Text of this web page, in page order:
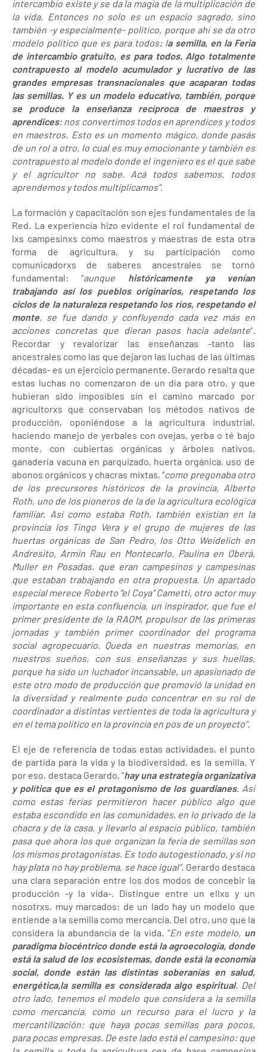
intercambio existe y se da la magia de la multiplicación de
la vida. Entonces no solo es un espacio sagrado, sino
también -y especialmente- político, porque ahí se da otro
modelo político que es para todos: la semilla, en la Feria
de intercambio gratuito, es para todos. Algo totalmente
contrapuesto al modelo acumulador y lucrativo de las
grandes empresas transnacionales que acaparan todas
las semillas. Y es un modelo educativo, también, porque
se produce la enseñanza recíproca de maestros y
aprendices: nos convertimos todos en aprendices y todos
en maestros. Esto es un momento mágico, donde pasás
de un rol a otro, lo cual es muy emocionante y también es
contrapuesto al modelo donde el ingeniero es el que sabe
y el agricultor no sabe. Acá todos sabemos, todos
aprendemos y todos multiplicamos”.
La formación y capacitación son ejes fundamentales de la
Red. La experiencia hizo evidente el rol fundamental de
lxs campesinxs como maestros y maestras de esta otra
forma de agricultura, y su participación como
comunicadorxs de saberes ancestrales se tornó
fundamental: “aunque históricamente ya venían
trabajando así los pueblos originarios, respetando los
ciclos de la naturaleza respetando los ríos, respetando el
monte, se fue dando y confluyendo cada vez más en
acciones concretas que dieran pasos hacia adelante”.
Recordar y revalorizar las enseñanzas -tanto las
ancestrales como las que dejaron las luchas de las últimas
décadas- es un ejercicio permanente. Gerardo resalta que
estas luchas no comenzaron de un día para otro, y que
hubieran sido imposibles sin el camino marcado por
agricultorxs que conservaban los métodos nativos de
producción, oponiéndose a la agricultura industrial,
haciendo manejo de yerbales con ovejas, yerba o té bajo
monte, con cubiertas orgánicas y árboles nativos,
ganadería vacuna en parquizado, huerta orgánica, uso de
abonos orgánicos y chacras mixtas, “como pregonaba otro
de los precursores históricos de la provincia, Alberto
Roth, uno de los pioneros de la de la agricultura ecológica
familiar. Así como estaba Roth, también existían en la
provincia los Tingo Vera y el grupo de mujeres de las
huertas orgánicas de San Pedro, los Otto Weidelich en
Andresito, Armin Rau en Montecarlo, Paulina en Oberá,
Muller en Posadas, que eran campesinos y campesinas
que estaban trabajando en otra propuesta. Un apartado
especial merece Roberto “el Coya” Cametti, otro actor muy
importante en esta confluencia, un inspirador, que fue el
primer presidente de la RAOM, propulsor de las primeras
jornadas y también primer coordinador del programa
social agropecuario. Queda en nuestras memorias, en
nuestros sueños, con sus enseñanzas y sus huellas,
porque ha sido un luchador incansable, un apasionado de
este otro modo de producción que promovió la unidad en
la diversidad y realmente pudo concentrar en su rol de
coordinador a distintas vertientes de toda la agricultura y
en el tema político en la provincia en pos de un proyecto”.
El eje de referencia de todas estas actividades, el punto
de partida para la vida y la biodiversidad, es la semilla. Y
por eso, destaca Gerardo, “hay una estrategia organizativa
y política que es el protagonismo de los guardianes. Así
como estas ferias permitieron hacer público algo que
estaba escondido en las comunidades, en lo privado de la
chacra y de la casa, y llevarlo al espacio público, también
pasa que ahora los que organizan la feria de semillas son
los mismos protagonistas. Es todo autogestionado, y si no
hay plata no hay problema, se hace igual”. Gerardo destaca
una clara separación entre los dos modos de concebir la
producción -y la vida-. Distingue entre un ellxs y un
nosotrxs, muy marcados: de un lado hay un modelo que
entiende a la semilla como mercancía. Del otro, uno que la
considera la abundancia de la vida. “En este modelo, un
paradigma biocéntrico donde está la agroecología, donde
está la salud de los ecosistemas, donde está la economía
social, donde están las distintas soberanías en salud,
energética,la semilla es considerada algo espiritual. Del
otro lado, tenemos el modelo que considera a la semilla
como mercancía, como un recurso para el lucro y la
mercantilización: que haya pocas semillas para pocos,
para pocas empresas. De este lado está el campesino: que